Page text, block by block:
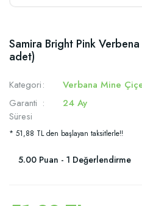
Samira Bright Pink
adet)
Kategori
Verbana Mine
Garanti
Süresi
24 Ay
* 51,88 TL den başlayan taksitlerle!!
5.00 Puan - 1 Değerlendirme